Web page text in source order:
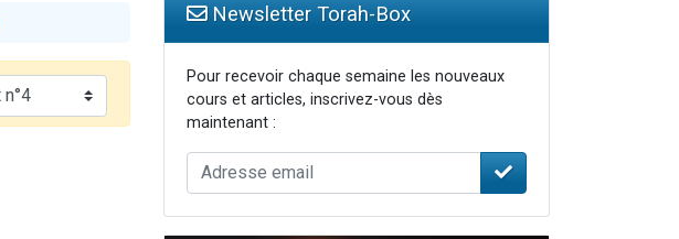
Newsletter Torah-Box
Pour recevoir chaque semaine les nouveaux
cours et articles, inscrivez-vous dès
maintenant :